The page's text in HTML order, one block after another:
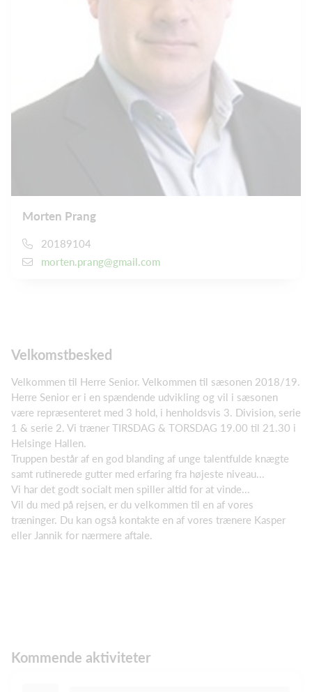
Morten Prang
20189104
morten.prang@gmail.com
Velkomstbesked
Velkommen til Herre Senior. Velkommen til sæsonen 2018/19.
Herre Senior er i en spændende udvikling og vil i sæsonen
være repræsenteret med 3 hold, i henholdsvis 3. Division, serie
1 & serie 2. Vi træner TIRSDAG & TORSDAG 19.00 til 21.30 i
Helsinge Hallen.
Truppen består af en god blanding af unge talentfulde knægte
samt rutinerede gutter med erfaring fra højeste niveau...
Vi har det godt socialt men spiller altid for at vinde...
Vil du med på rejsen, er du velkommen til en af vores
træninger. Du kan også kontakte en af vores trænere Kasper
eller Jannik for nærmere aftale.
Kommende aktiviteter